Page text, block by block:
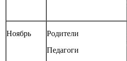
Ноябрь
Родители
Педагоги